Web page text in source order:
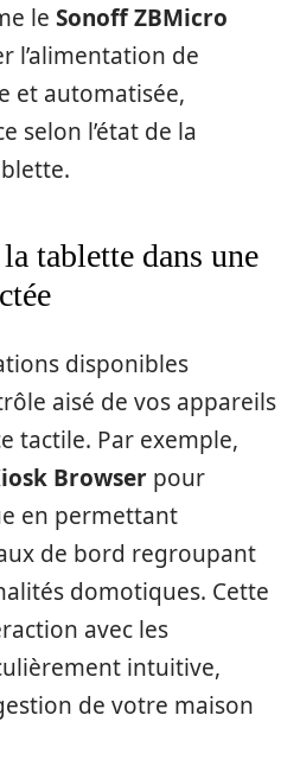
le Sonoff ZBMicro
l’alimentation de
et automatisée,
selon l’état de la
tablette dans une
disponibles
aisé de vos appareils
tactile. Par exemple,
Browser pour
en permettant
de bord regroupant
domotiques. Cette
avec les
intuitive,
de votre maison